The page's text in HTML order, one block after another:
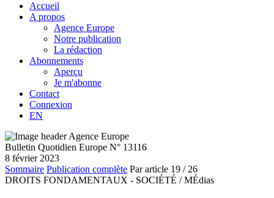
Accueil
A propos
Agence Europe
Notre publication
La rédaction
Abonnements
Aperçu
Je m'abonne
Contact
Connexion
EN
Bulletin Quotidien Europe N° 13116
8 février 2023
Sommaire Publication complète Par article 19 / 26
DROITS FONDAMENTAUX - SOCIÉTÉ / MÉdias